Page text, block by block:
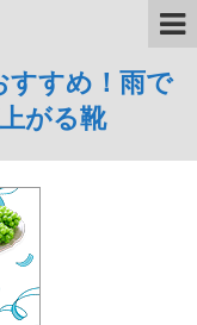
すすめ！雨で
がる靴